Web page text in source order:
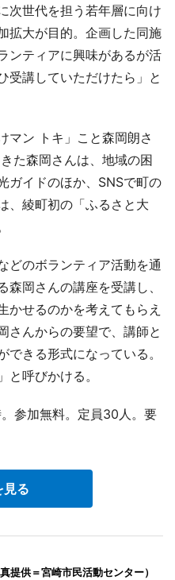
次世代を担う若年層に向け
拡大が目的。企画した同施
ンティアに興味があるが活
受講していただけたら」と
マン トキ」こと森岡朗さ
た森岡さんは、地域の困
ガイドのほか、SNSで町の
、綾町初の「ふるさと大
どのボランティア活動を通
森岡さんの講座を受講し、
かせるのかを考えてもらえ
さんからの要望で、講師と
きる形式になっている。
呼びかける。
参加無料。定員30人。要
見る
提供＝宮崎市民活動センター）